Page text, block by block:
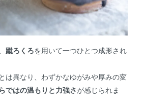
蹴ろくろを用いて一つひとつ成形され
は異なり、わずかなゆがみや厚みの変
ではの温もりと力強さが感じられま